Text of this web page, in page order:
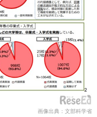
画像出典：文部科学省